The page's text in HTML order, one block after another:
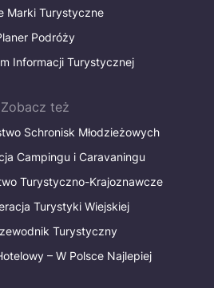
Marki Turystyczne
Podróży
Informacji Turystycznej
Zobacz też
Schronisk Młodzieżowych
Campingu i Caravaningu
Turystyczno-Krajoznawcze
Turystyki Wiejskiej
Turystyczny
– W Polsce Najlepiej